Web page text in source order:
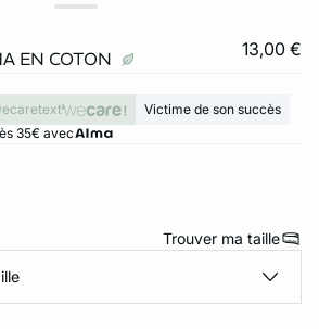
EN COTON 13,00 €
Victime de son succès
35€ avec
Trouver ma taille